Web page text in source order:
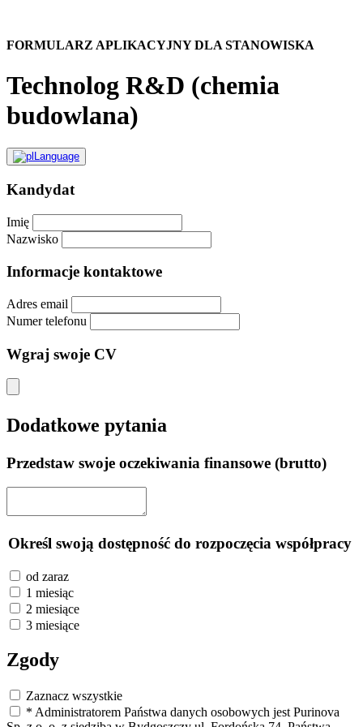
FORMULARZ APLIKACYJNY DLA STANOWISKA
Technolog R&D (chemia
budowlana)
Kandydat
Imię
Nazwisko
Informacje kontaktowe
Adres email
Numer telefonu
Wgraj swoje CV
Dodatkowe pytania
Przedstaw swoje oczekiwania finansowe (brutto)
Określ swoją dostępność do rozpoczęcia współpracy
od zaraz
1 miesiąc
2 miesiące
3 miesiące
Zgody
Zaznacz wszystkie
* Administratorem Państwa danych osobowych jest Purinova